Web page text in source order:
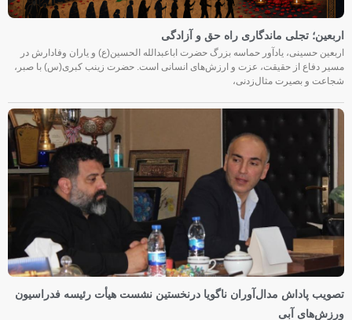
اربعین؛ تجلی ماندگاری راه حق و آزادگی
اربعین حسینی، یادآور حماسه بزرگ حضرت اباعبدالله الحسین(ع) و یاران وفادارش در
مسیر دفاع از حقیقت، عزت و ارزش‌های انسانی است. حضرت زینب کبری(س) با صبر،
شجاعت و بصیرت مثال‌زدنی،
تصویب پاداش مدال‌آوران ناگویا درنخستین نشست هیأت رئیسه فدراسیون
ورزش‌های آبی